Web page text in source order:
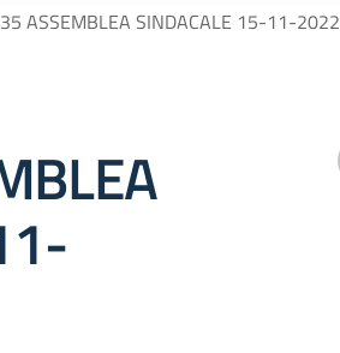
ASSEMBLEA SINDACALE 15-11-2022